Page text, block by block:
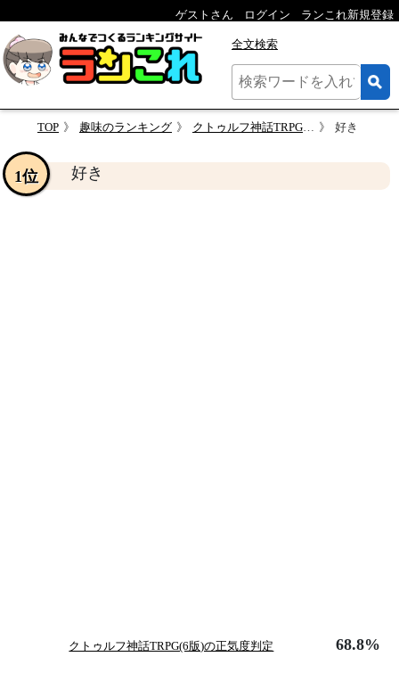
ゲストさん ログイン ランこれ新規登録
全文検索
TOP 趣味のランキング クトゥルフ神話TRPG(6版)の正気度判定 好き
好き
1位
クトゥルフ神話TRPG(6版)の正気度判定 68.8%